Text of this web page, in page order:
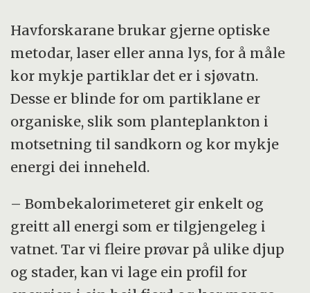
Havforskarane brukar gjerne optiske
metodar, laser eller anna lys, for å måle
kor mykje partiklar det er i sjøvatn.
Desse er blinde for om partiklane er
organiske, slik som planteplankton i
motsetning til sandkorn og kor mykje
energi dei inneheld.
– Bombekalorimeteret gir enkelt og
greitt all energi som er tilgjengeleg i
vatnet. Tar vi fleire prøvar på ulike djup
og stader, kan vi lage ein profil for